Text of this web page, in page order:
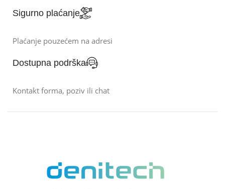
Sigurno plaćanje
Plaćanje pouzećem na adresi
Dostupna podrška
Kontakt forma, poziv ili chat